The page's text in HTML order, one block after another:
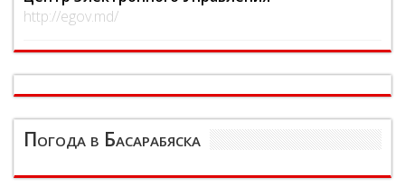
http://egov.md/
Погода в Басарабяска